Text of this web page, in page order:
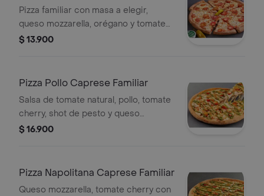
Pizza familiar con masa a elegir,
queso mozzarella, orégano y tomate
cherry.
$ 13.900
Pizza Pollo Caprese Familiar
Salsa de tomate natural, pollo, tomate
cherry, shot de pesto y queso
mozzarella.
$ 16.900
Pizza Napolitana Caprese Familiar
Queso mozzarella, tomate cherry con